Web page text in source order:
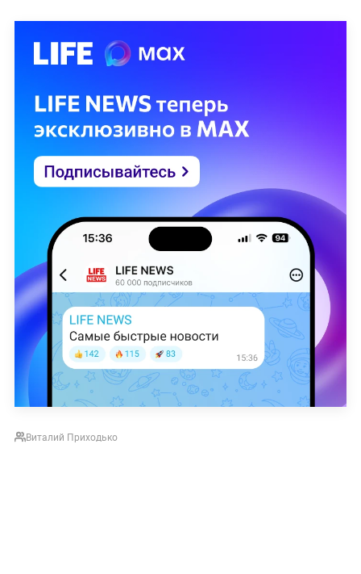
Виталий Приходько